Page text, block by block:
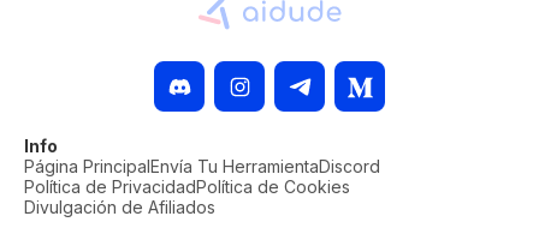
Info
Página PrincipalEnvía Tu HerramientaDiscord
Política de PrivacidadPolítica de Cookies
Divulgación de Afiliados